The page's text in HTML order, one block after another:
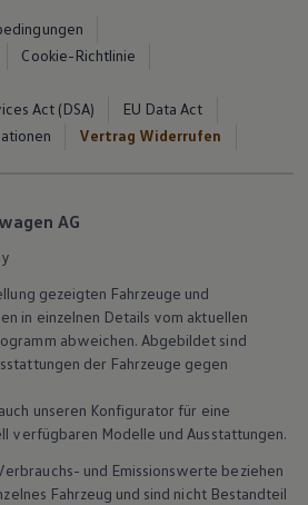
Cookie-Richtlinie
Act (DSA)
EU Data Act
Vertrag Widerrufen
AG
gezeigten Fahrzeuge und
in einzelnen Details vom aktuellen
abweichen. Abgebildet sind
der Fahrzeuge gegen
unseren Konfigurator für eine
verfügbaren Modelle und Ausstattungen.
und Emissionswerte beziehen
Fahrzeug und sind nicht Bestandteil